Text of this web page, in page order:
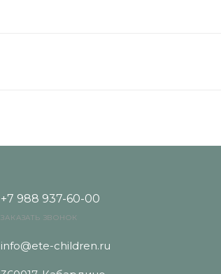
+7 988 937-60-00
ЗАКАЗАТЬ ЗВОНОК
info@ete-children.ru